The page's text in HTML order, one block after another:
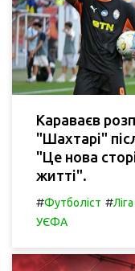
Караваєв
"Шахтарі"
"Це нова
житті".
#Футболіст #
УЄФА